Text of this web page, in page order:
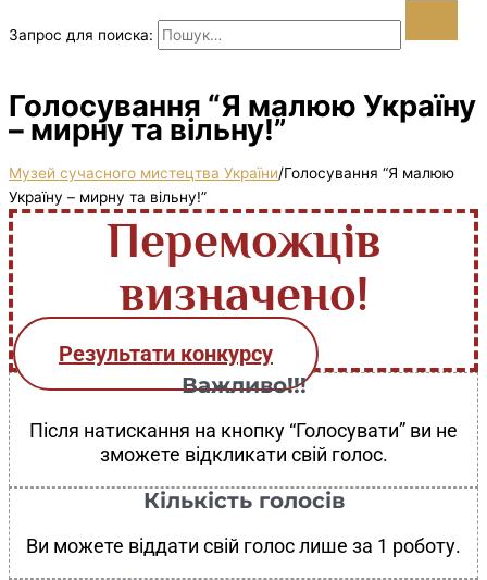
Запрос для поиска:
Голосування “Я малюю Україну
– мирну та вільну!”
Музей сучасного мистецтва України/Голосування “Я малюю
Україну – мирну та вільну!”
Переможців
визначено!
Результати конкурсу
Важливо!!!
Після натискання на кнопку “Голосувати” ви не
зможете відкликати свій голос.
Кількість голосів
Ви можете віддати свій голос лише за 1 роботу.